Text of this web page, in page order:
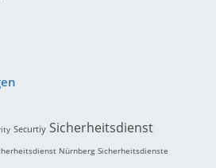
Securtiy Sicherheitsdienst
Nürnberg Sicherheitsdienste